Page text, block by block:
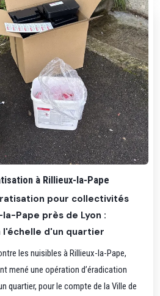
à Rillieux-la-Pape
pour collectivités
Pape près de Lyon :
d'un quartier
les nuisibles à Rillieux-la-Pape,
mené une opération d’éradication
quartier, pour le compte de la Ville de